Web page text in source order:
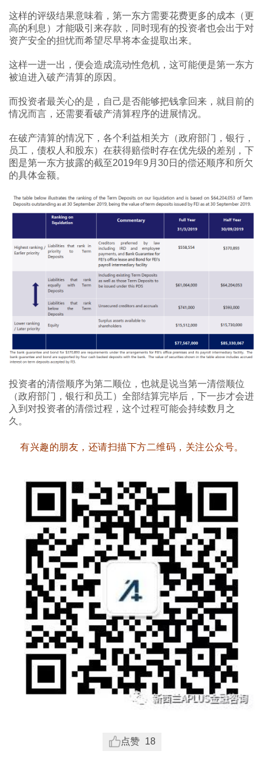
这样的评级结果意味着，第一东方需要花费更多的成本（更
高的利息）才能吸引来存款，同时现有的投资者也会出于对
资产安全的担忧而希望尽早将本金提取出来。
这样一进一出，便会造成流动性危机，这可能便是第一东方
被迫进入破产清算的原因。
而投资者最关心的是，自己是否能够把钱拿回来，就目前的
情况而言，还需要看破产清算程序的进展情况。
在破产清算的情况下，各个利益相关方（政府部门，银行，
员工，债权人和股东）在获得赔偿时存在优先级的差别，下
图是第一东方披露的截至2019年9月30日的偿还顺序和所欠
的具体金额。
投资者的清偿顺序为第二顺位，也就是说当第一清偿顺位
（政府部门，银行和员工）全部结算完毕后，下一步才会进
入到对投资者的清偿过程，这个过程可能会持续数月之
久。
有兴趣的朋友，还请扫描下方二维码，关注公众号。
点赞 18